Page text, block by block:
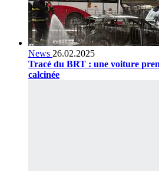
News 26.02.2025
Tracé du BRT : une voiture
calcinée